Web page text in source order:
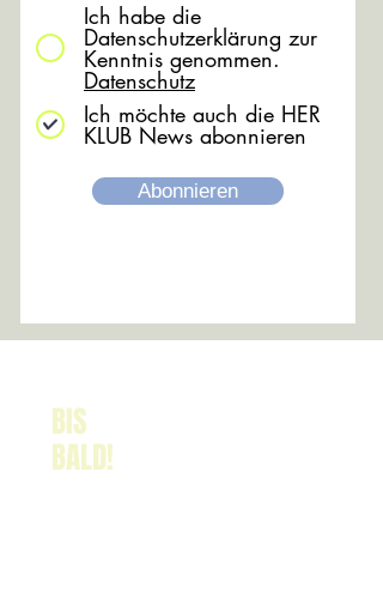
Ich habe die
Datenschutzerklärung zur
Kenntnis genommen.
Datenschutz
Ich möchte auch die HER
KLUB News abonnieren
Abonnieren
BIS
BALD!